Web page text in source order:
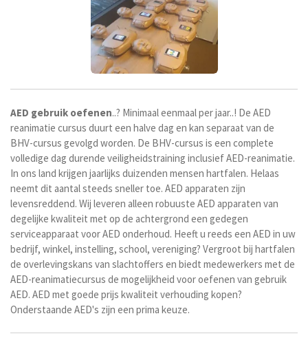
AED gebruik oefenen..? Minimaal eenmaal per jaar..! De AED
reanimatie cursus duurt een halve dag en kan separaat van de
BHV-cursus gevolgd worden. De BHV-cursus is een complete
volledige dag durende veiligheidstraining inclusief AED-reanimatie.
In ons land krijgen jaarlijks duizenden mensen hartfalen. Helaas
neemt dit aantal steeds sneller toe. AED apparaten zijn
levensreddend. Wij leveren alleen robuuste AED apparaten van
degelijke kwaliteit met op de achtergrond een gedegen
serviceapparaat voor AED onderhoud. Heeft u reeds een AED in uw
bedrijf, winkel, instelling, school, vereniging? Vergroot bij hartfalen
de overlevingskans van slachtoffers en biedt medewerkers met de
AED-reanimatiecursus de mogelijkheid voor oefenen van gebruik
AED. AED met goede prijs kwaliteit verhouding kopen?
Onderstaande AED's zijn een prima keuze.